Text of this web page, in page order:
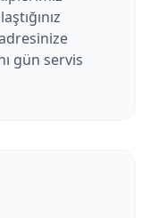
gün servis